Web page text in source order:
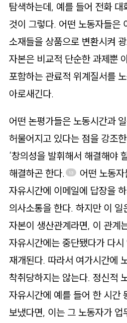
탐색하는데, 예를 들어 전화
것이 그렇다. 어떤 노동자들은
소재들을 상품으로 변환시켜
자본은 비교적 단순한 과제뿐
포함하는 관료적 위계질서를
아로새긴다.
어떤 논평가들은 노동시간과
허물어지고 있다는 점을 강조
‘창의성을 발휘해서 해결해야
해결하곤 한다.
13
어떤 노동
자유시간에 이메일에 답장을
의사소통을 한다. 하지만 이 일
자본이 생산관계라면, 이 관계
자유시간에는 중단됐다가 다
재개된다. 따라서 여가시간에
착취당하지는 않는다. 정신적
자유시간에 예를 들어 한 시간
보냈다면, 이는 그 노동자가